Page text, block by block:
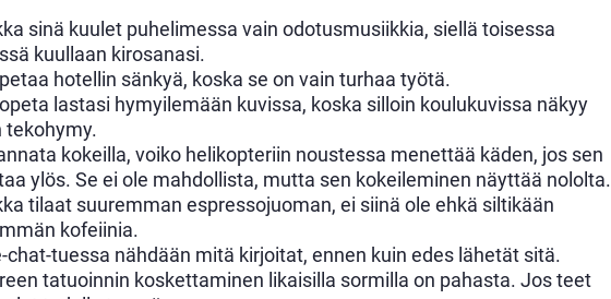
sinä kuulet puhelimessa vain odotusmusiikkia, siellä toisessa
kuullaan kirosanasi.
hotellin sänkyä, koska se on vain turhaa työtä.
lastasi hymyilemään kuvissa, koska silloin koulukuvissa näkyy
tekohymy.
kokeilla, voiko helikopteriin noustessa menettää käden, jos sen
ylös. Se ei ole mahdollista, mutta sen kokeileminen näyttää nololta.
tilaat suuremman espressojuoman, ei siinä ole ehkä siltikään
kofeiinia.
chat-tuessa nähdään mitä kirjoitat, ennen kuin edes lähetät sitä.
tatuoinnin koskettaminen likaisilla sormilla on pahasta. Jos teet